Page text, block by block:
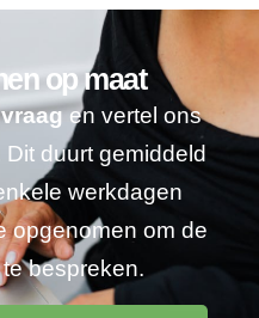
op maat
en vertel ons
duurt gemiddeld
werkdagen
opgenomen om de
bespreken.